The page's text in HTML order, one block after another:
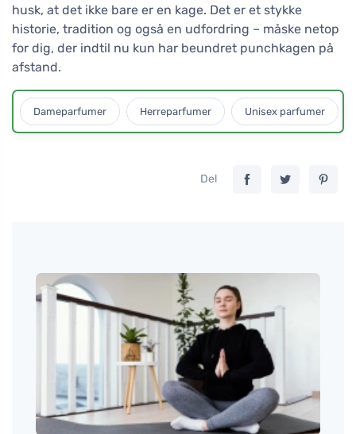
husk, at det ikke bare er en kage. Det er et stykke
historie, tradition og også en udfordring – måske netop
for dig, der indtil nu kun har beundret punchkagen på
afstand.
Dameparfumer Herreparfumer Unisex parfumer
Del